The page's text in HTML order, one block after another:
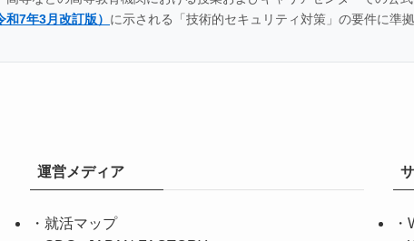
7年3月改訂版） に示される「技術的セキュリティ対策」の要件に準
運営メディア
・ 就活マップ
・